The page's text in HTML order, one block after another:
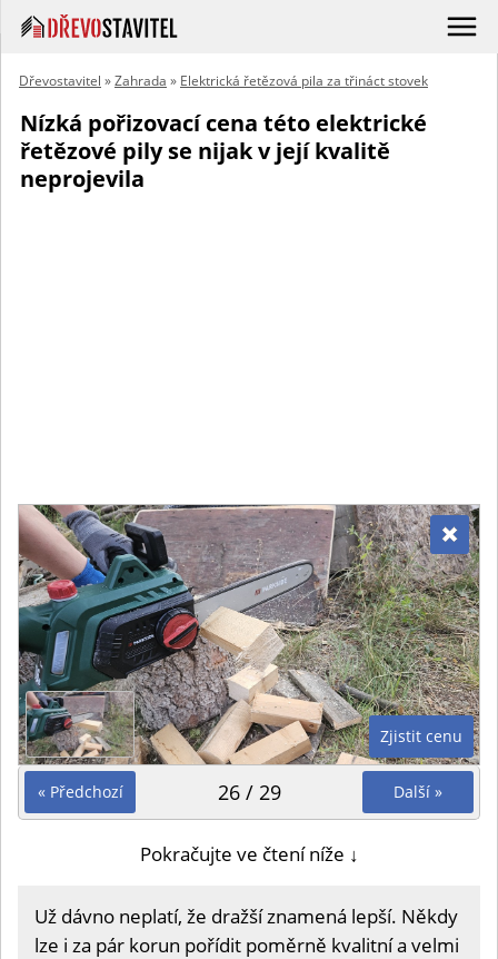
Dřevostavitel »Zahrada » Elektrická řetězová pila za třináct stovek
Nízká pořizovací cena této elektrické
řetězové pily se nijak v její kvalitě
neprojevila
Zjistit cenu
« Předchozí Další »
26 / 29
Pokračujte ve čtení níže ↓
Už dávno neplatí, že dražší znamená lepší. Někdy
lze i za pár korun pořídit poměrně kvalitní a velmi